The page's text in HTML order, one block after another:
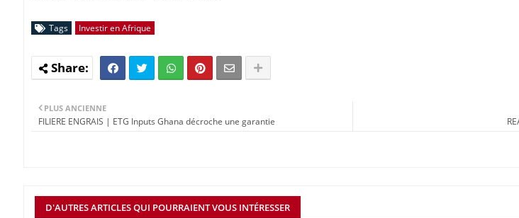
Tags Investir en Afrique
PLUS ANCIENNE
FILIERE ENGRAIS | ETG Inputs Ghana décroche une garantie
D'AUTRES ARTICLES QUI POURRAIENT VOUS INTÉRESSER